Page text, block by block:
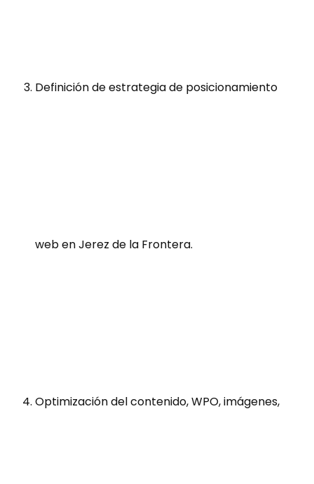
Definición de estrategia de posicionamiento
web en Jerez de la Frontera.
Optimización del contenido, WPO, imágenes,